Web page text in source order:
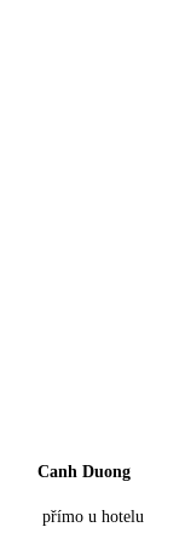
Canh Duong
přímo u hotelu